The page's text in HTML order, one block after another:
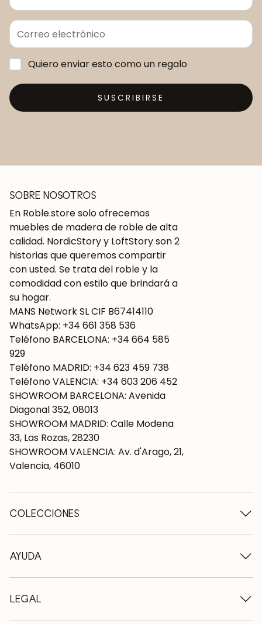
Quiero enviar esto como un regalo
SUSCRIBIRSE
SOBRE NOSOTROS
En Roble.store solo ofrecemos
muebles de madera de roble de alta
calidad. NordicStory y LoftStory son 2
historias que queremos compartir
con usted. Se trata del roble y la
comodidad con estilo que brindará a
su hogar.
MANS Network SL CIF B67414110
WhatsApp: +34 661 358 536
Teléfono BARCELONA: +34 664 585
929
Teléfono MADRID: +34 623 459 738
Teléfono VALENCIA: +34 603 206 452
SHOWROOM BARCELONA: Avenida
Diagonal 352, 08013
SHOWROOM MADRID: Calle Modena
33, Las Rozas, 28230
SHOWROOM VALENCIA: Av. d'Arago, 21,
Valencia, 46010
COLECCIONES
Mesas de madera
Mesas extensibles
Sillas de madera
Cómodas de madera
AYUDA
Quiénes somos
Condiciones de entrega
Profesionales
LEGAL
Métodos de pago